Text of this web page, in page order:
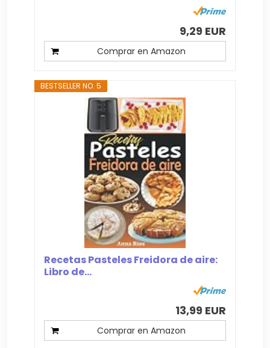
9,29 EUR
Comprar en Amazon
BESTSELLER NO. 5
Recetas Pasteles Freidora de aire:
Libro de...
13,99 EUR
Comprar en Amazon